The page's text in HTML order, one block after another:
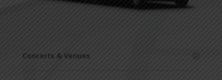
Concerts & Venues